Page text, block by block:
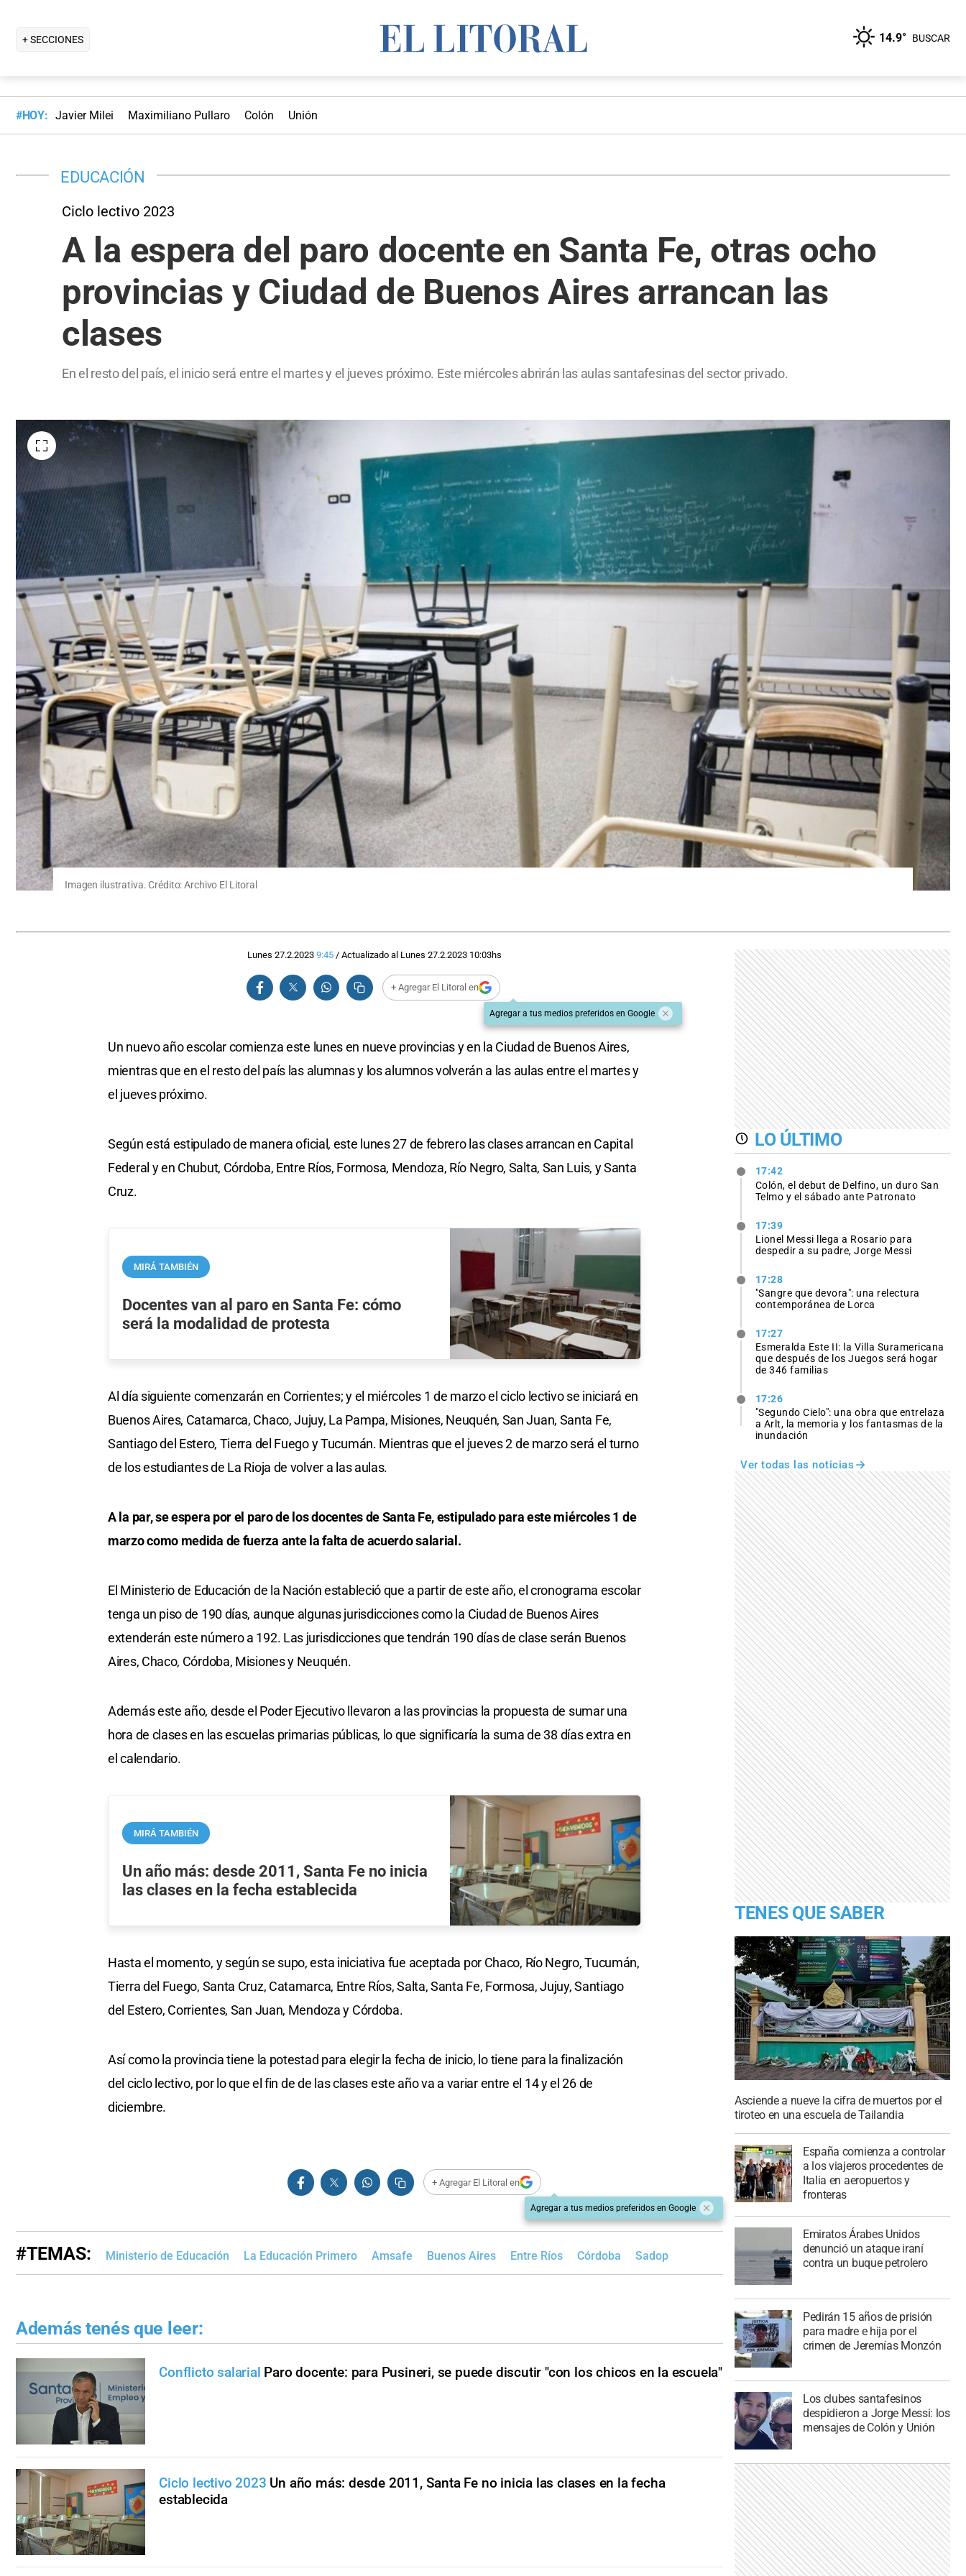
+ SECCIONES 14.9° BUSCAR
#HOY: Javier Milei Maximiliano Pullaro Colón Unión
EDUCACIÓN
Ciclo lectivo 2023
A la espera del paro docente en Santa Fe, otras ocho
provincias y Ciudad de Buenos Aires arrancan las
clases
En el resto del país, el inicio será entre el martes y el jueves próximo. Este miércoles abrirán las aulas santafesinas del sector privado.
Imagen ilustrativa. Crédito: Archivo El Litoral
Lunes 27.2.2023 9:45 / Actualizado al Lunes 27.2.2023 10:03hs
+ Agregar El Litoral en
Agregar a tus medios preferidos en Google
Un nuevo año escolar comienza este lunes en nueve provincias y en la Ciudad de Buenos Aires,
mientras que en el resto del país las alumnas y los alumnos volverán a las aulas entre el martes y
el jueves próximo.
Según está estipulado de manera oficial, este lunes 27 de febrero las clases arrancan en Capital
Federal y en Chubut, Córdoba, Entre Ríos, Formosa, Mendoza, Río Negro, Salta, San Luis, y Santa
Cruz.
MIRÁ TAMBIÉN
Docentes van al paro en Santa Fe: cómo
será la modalidad de protesta
Al día siguiente comenzarán en Corrientes; y el miércoles 1 de marzo el ciclo lectivo se iniciará en
Buenos Aires, Catamarca, Chaco, Jujuy, La Pampa, Misiones, Neuquén, San Juan, Santa Fe,
Santiago del Estero, Tierra del Fuego y Tucumán. Mientras que el jueves 2 de marzo será el turno
de los estudiantes de La Rioja de volver a las aulas.
A la par, se espera por el paro de los docentes de Santa Fe, estipulado para este miércoles 1 de
marzo como medida de fuerza ante la falta de acuerdo salarial.
El Ministerio de Educación de la Nación estableció que a partir de este año, el cronograma escolar
tenga un piso de 190 días, aunque algunas jurisdicciones como la Ciudad de Buenos Aires
extenderán este número a 192. Las jurisdicciones que tendrán 190 días de clase serán Buenos
Aires, Chaco, Córdoba, Misiones y Neuquén.
Además este año, desde el Poder Ejecutivo llevaron a las provincias la propuesta de sumar una
hora de clases en las escuelas primarias públicas, lo que significaría la suma de 38 días extra en
el calendario.
MIRÁ TAMBIÉN
Un año más: desde 2011, Santa Fe no inicia
las clases en la fecha establecida
Hasta el momento, y según se supo, esta iniciativa fue aceptada por Chaco, Río Negro, Tucumán,
Tierra del Fuego, Santa Cruz, Catamarca, Entre Ríos, Salta, Santa Fe, Formosa, Jujuy, Santiago
del Estero, Corrientes, San Juan, Mendoza y Córdoba.
Así como la provincia tiene la potestad para elegir la fecha de inicio, lo tiene para la finalización
del ciclo lectivo, por lo que el fin de de las clases este año va a variar entre el 14 y el 26 de
diciembre.
+ Agregar El Litoral en
Agregar a tus medios preferidos en Google
#TEMAS: Ministerio de Educación La Educación Primero Amsafe Buenos Aires Entre Ríos Córdoba Sadop
Además tenés que leer:
Conflicto salarial Paro docente: para Pusineri, se puede discutir "con los chicos en la escuela"
Ciclo lectivo 2023 Un año más: desde 2011, Santa Fe no inicia las clases en la fecha
establecida
LO ÚLTIMO
17:42
Colón, el debut de Delfino, un duro San
Telmo y el sábado ante Patronato
17:39
Lionel Messi llega a Rosario para
despedir a su padre, Jorge Messi
17:28
"Sangre que devora": una relectura
contemporánea de Lorca
17:27
Esmeralda Este II: la Villa Suramericana
que después de los Juegos será hogar
de 346 familias
17:26
"Segundo Cielo": una obra que entrelaza
a Arlt, la memoria y los fantasmas de la
inundación
Ver todas las noticias
TENES QUE SABER
Asciende a nueve la cifra de muertos por el
tiroteo en una escuela de Tailandia
España comienza a controlar
a los viajeros procedentes de
Italia en aeropuertos y
fronteras
Emiratos Árabes Unidos
denunció un ataque iraní
contra un buque petrolero
Pedirán 15 años de prisión
para madre e hija por el
crimen de Jeremías Monzón
Los clubes santafesinos
despidieron a Jorge Messi: los
mensajes de Colón y Unión